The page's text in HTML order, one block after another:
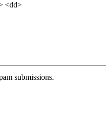
<dd>
submissions.